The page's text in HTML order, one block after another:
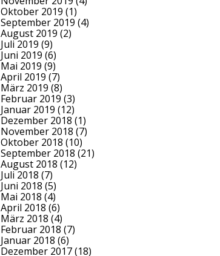
Oktober 2019 (1)
September 2019 (4)
August 2019 (2)
Juli 2019 (9)
Juni 2019 (6)
Mai 2019 (9)
April 2019 (7)
März 2019 (8)
Februar 2019 (3)
Januar 2019 (12)
Dezember 2018 (1)
November 2018 (7)
Oktober 2018 (10)
September 2018 (21)
August 2018 (12)
Juli 2018 (7)
Juni 2018 (5)
Mai 2018 (4)
April 2018 (6)
März 2018 (4)
Februar 2018 (7)
Januar 2018 (6)
Dezember 2017(18)